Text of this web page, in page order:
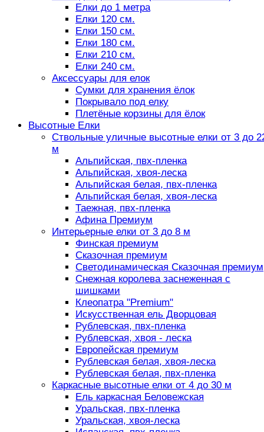
Елки до 1 метра
Елки 120 см.
Елки 150 см.
Елки 180 см.
Елки 210 см.
Елки 240 см.
Аксессуары для елок
Сумки для хранения ёлок
Покрывало под елку
Плетёные корзины для ёлок
Высотные Елки
Ствольные уличные высотные елки от 3 до
м
Альпийская, пвх-пленка
Альпийская, хвоя-леска
Альпийская белая, пвх-пленка
Альпийская белая, хвоя-леска
Таежная, пвх-пленка
Афина Премиум
Интерьерные елки от 3 до 8 м
Финская премиум
Сказочная премиум
Светодинамическая Сказочная премиум
Снежная королева заснеженная с
шишками
Клеопатра "Premium"
Искусственная ель Дворцовая
Рублевская, пвх-пленка
Рублевская, хвоя - леска
Европейская премиум
Рублевская белая, хвоя-леска
Рублевская белая, пвх-пленка
Каркасные высотные елки от 4 до 30 м
Ель каркасная Беловежская
Уральская, пвх-пленка
Уральская, хвоя-леска